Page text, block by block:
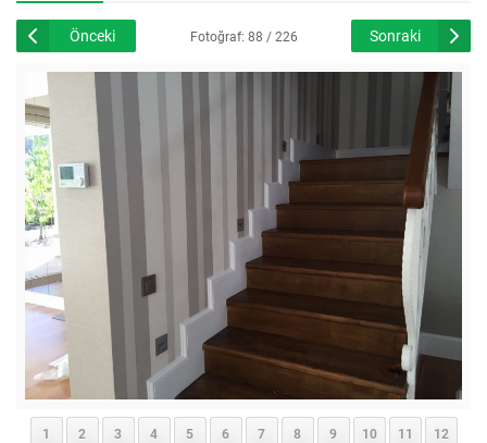
Önceki Fotoğraf: 88 / 226 Sonraki
1 2 3 4 5 6 7 8 9 10 11 12